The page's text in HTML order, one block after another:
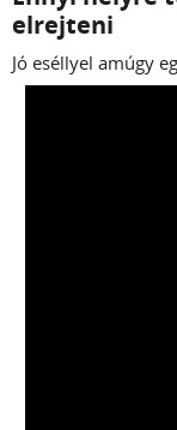
elrejteni
Jó eséllyel amúgy